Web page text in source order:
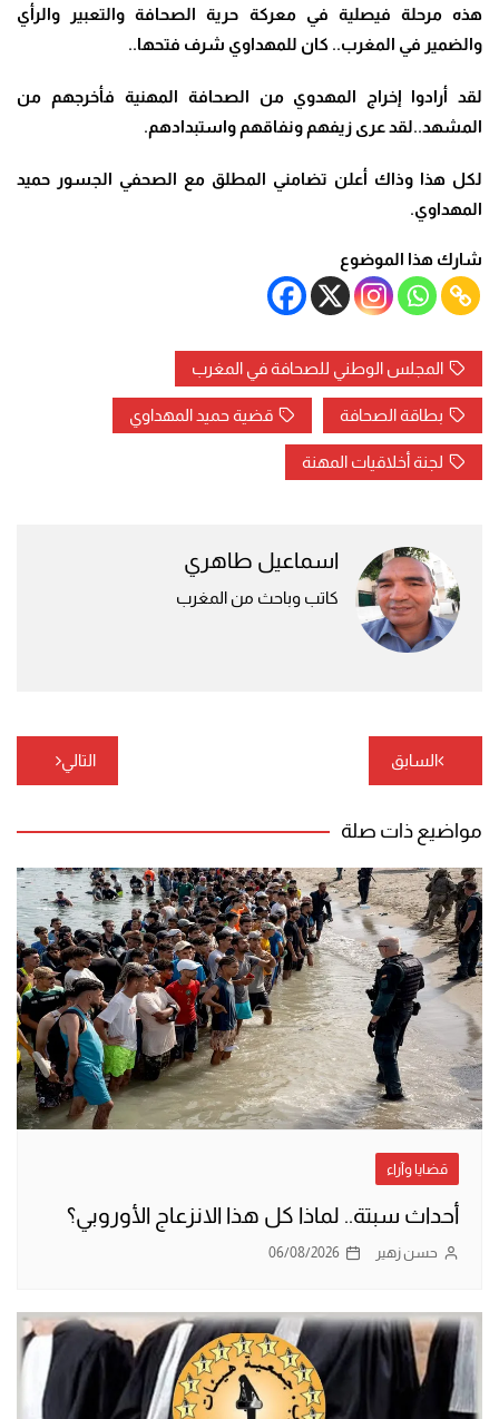
هذه مرحلة فيصلية في معركة حرية الصحافة والتعبير والرأي
والضمير في المغرب.. كان للمهداوي شرف فتحها..
لقد أرادوا إخراج المهدوي من الصحافة المهنية فأخرجهم من
المشهد..لقد عرى زيفهم ونفاقهم واستبدادهم.
لكل هذا وذاك أعلن تضامني المطلق مع الصحفي الجسور حميد
المهداوي.
شارك هذا الموضوع
المجلس الوطني للصحافة في المغرب
بطاقة الصحافة قضية حميد المهداوي
لجنة أخلاقيات المهنة
اسماعيل طاهري
كاتب وباحث من المغرب
تصفّح
المقالات
السابق التالي
مواضيع ذات صلة
قضايا وآراء
أحداث سبتة.. لماذا كل هذا الانزعاج الأوروبي؟
حسن زهير 06/08/2026